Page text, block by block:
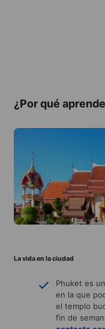
¿Por qué
La vida en la ciudad
Phuket es
en la que
el templo
fin de